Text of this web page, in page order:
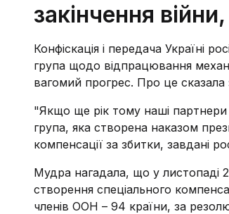
закінчення
Конфіскація і передача Україні
група щодо відпрацювання
вагомий прогрес. Про це сказала
"Якщо ще рік тому наші
група, яка створена наказом
компенсації за збитки, завдані
Мудра нагадала, що у листопаді
створення спеціального
членів ООН – 94 країни, за